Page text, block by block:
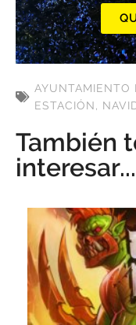
AYUNTAMIENTO
ESTACIÓN,
También
interesar...